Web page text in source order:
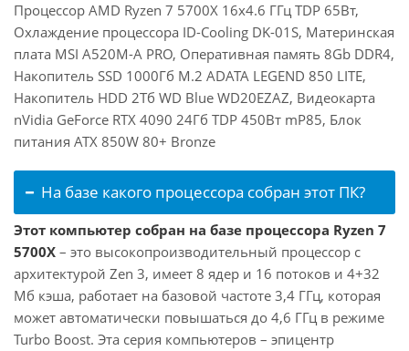
Процессор AMD Ryzen 7 5700X 16x4.6 ГГц TDP 65Вт,
Охлаждение процессора ID-Cooling DK-01S, Материнская
плата MSI A520M-A PRO, Оперативная память 8Gb DDR4,
Накопитель SSD 1000Гб M.2 ADATA LEGEND 850 LITE,
Накопитель HDD 2Тб WD Blue WD20EZAZ, Видеокарта
nVidia GeForce RTX 4090 24Гб TDP 450Вт mP85, Блок
питания ATX 850W 80+ Bronze
На базе какого процессора собран этот ПК?
Этот компьютер собран на базе процессора Ryzen 7
5700X – это высокопроизводительный процессор с
архитектурой Zen 3, имеет 8 ядер и 16 потоков и 4+32
Мб кэша, работает на базовой частоте 3,4 ГГц, которая
может автоматически повышаться до 4,6 ГГц в режиме
Turbo Boost. Эта серия компьютеров – эпицентр